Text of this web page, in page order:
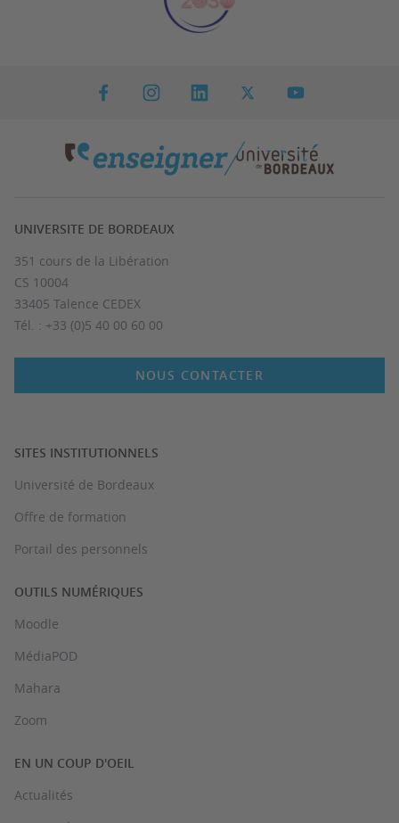
UNIVERSITE DE BORDEAUX
351 cours de la Libération
CS 10004
33405 Talence CEDEX
Tél. : +33 (0)5 40 00 60 00
NOUS CONTACTER
SITES INSTITUTIONNELS
Université de Bordeaux
Offre de formation
Portail des personnels
OUTILS NUMÉRIQUES
Moodle
MédiaPOD
Mahara
Zoom
EN UN COUP D'OEIL
Actualités